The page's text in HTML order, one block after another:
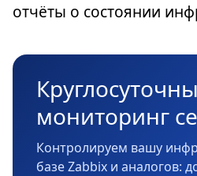
отчёты о состоянии
мониторинг
Контролируем вашу
базе Zabbix и аналогов: